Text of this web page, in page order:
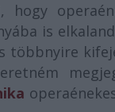
is
többnyire